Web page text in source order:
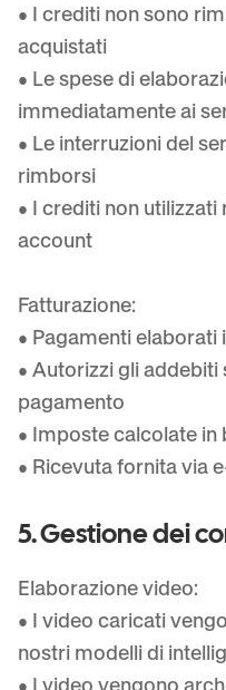
• I crediti non sono
acquistati
• Le spese di
immediatamente ai
• Le interruzioni del
rimborsi
• I crediti non
account
Fatturazione:
• Pagamenti elaborati
• Autorizzi gli
pagamento
• Imposte calcolate in
• Ricevuta fornita via
5. Gestione dei
Elaborazione video:
• I video caricati
nostri modelli di